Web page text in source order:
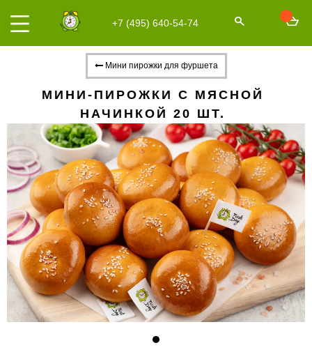
+7 (495) 640-54-74
Мини пирожки для фуршета
МИНИ-ПИРОЖКИ С МЯСНОЙ
НАЧИНКОЙ 20 ШТ.